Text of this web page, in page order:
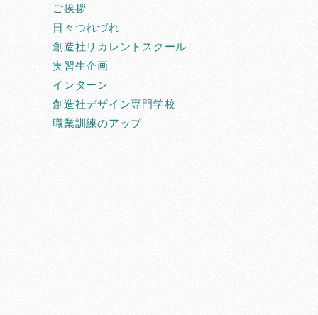
ご挨拶
日々つれづれ
創造社リカレントスクール
実習生企画
インターン
創造社デザイン専門学校
職業訓練のアップ